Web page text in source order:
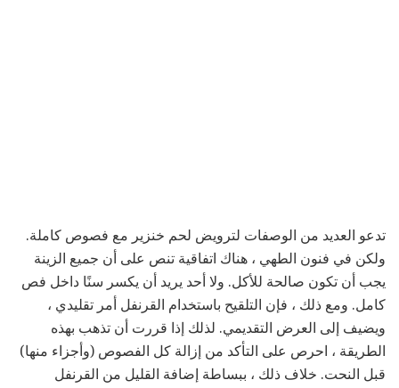
تدعو العديد من الوصفات لترويض لحم خنزير مع فصوص كاملة.
ولكن في فنون الطهي ، هناك اتفاقية تنص على أن جميع الزينة
يجب أن تكون صالحة للأكل. ولا أحد يريد أن يكسر سنًا داخل فص
كامل. ومع ذلك ، فإن التلقيح باستخدام القرنفل أمر تقليدي ،
ويضيف إلى العرض التقديمي. لذلك إذا قررت أن تذهب بهذه
الطريقة ، احرص على التأكد من إزالة كل الفصوص (وأجزاء منها)
قبل النحت. خلاف ذلك ، ببساطة إضافة القليل من القرنفل